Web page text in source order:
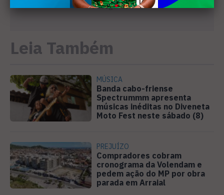
Leia Também
MÚSICA
Banda cabo-friense
Spectrummm apresenta
músicas inéditas no Diveneta
Moto Fest neste sábado (8)
PREJUÍZO
Compradores cobram
cronograma da Volendam e
pedem ação do MP por obra
parada em Arraial